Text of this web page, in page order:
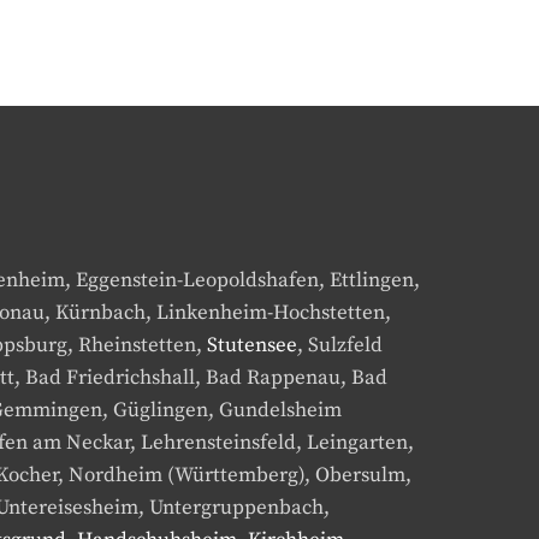
Eggenstein-Leopoldshafen, Ettlingen,
Kürnbach, Linkenheim-Hochstetten,
Rheinstetten, Stutensee, Sulzfeld
Bad Friedrichshall, Bad Rappenau, Bad
Güglingen, Gundelsheim
am Neckar, Lehrensteinsfeld, Leingarten,
Nordheim (Württemberg), Obersulm,
Untergruppenbach,